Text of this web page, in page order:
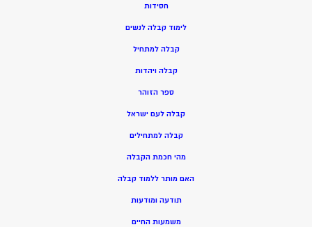
חסידות
לימוד קבלה לנשים
קבלה למתחיל
קבלה ויהדות
ספר הזוהר
קבלה לעם ישראל
קבלה למתחילים
מהי חכמת הקבלה
האם מותר ללמוד קבלה
תודעה ומודעות
משמעות החיים